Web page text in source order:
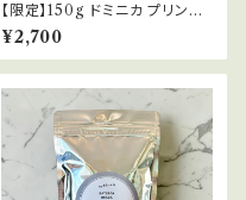
【限定】150g ドミニカ プリンセ
サ ワイニーナチュラル DOMIN
ICA PRINCESA WINY NA
TURAL 浅煎り コーヒー豆
¥2,700